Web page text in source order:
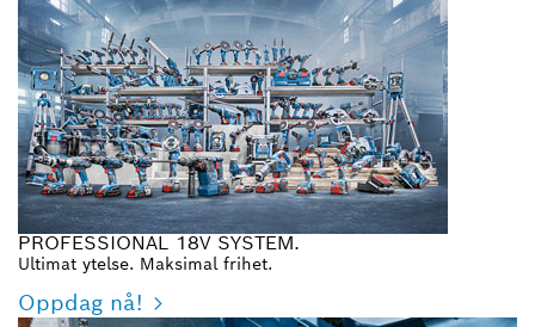
PROFESSIONAL 18V SYSTEM.
Ultimat ytelse. Maksimal frihet.
Oppdag nå!